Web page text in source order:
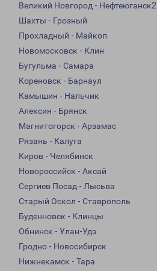
Великий Новгород - Нефтеюганск2
Шахты - Грозный
Прохладный - Майкоп
Новомосковск - Клин
Бугульма - Самара
Кореновск - Барнаул
Камышин - Нальчик
Алексин - Брянск
Магнитогорск - Арзамас
Рязань - Калуга
Киров - Челябинск
Новороссийск - Аксай
Сергиев Посад - Лысьва
Старый Оскол - Ставрополь
Буденновск - Клинцы
Обнинск - Улан-Удэ
Гродно - Новосибирск
Нижнекамск - Тара